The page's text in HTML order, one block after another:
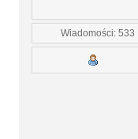
Wiadomości: 533